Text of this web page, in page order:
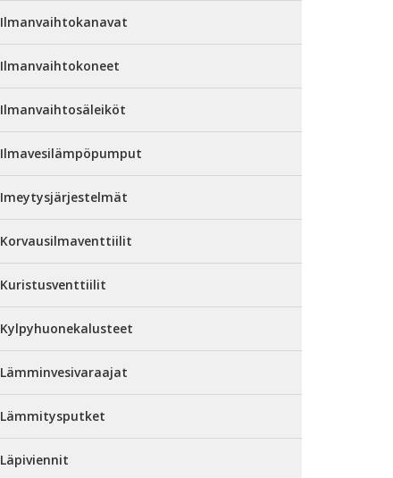
Ilmanvaihtokanavat
Ilmanvaihtokoneet
Ilmanvaihtosäleiköt
Ilmavesilämpöpumput
Imeytysjärjestelmät
Korvausilmaventtiilit
Kuristusventtiilit
Kylpyhuonekalusteet
Lämminvesivaraajat
Lämmitysputket
Läpiviennit